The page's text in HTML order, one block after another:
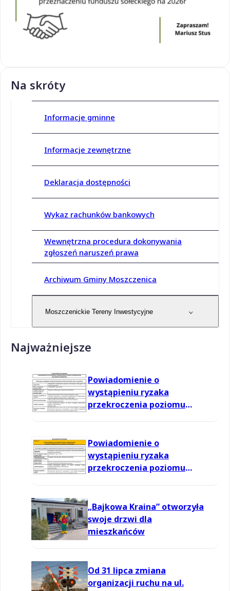
Na skróty
Informacje gminne
Informacje zewnętrzne
Deklaracja dostępności
Wykaz rachunków bankowych
Wewnętrzna procedura dokonywania
zgłoszeń naruszeń prawa
Archiwum Gminy Moszczenica
Moszczenickie Tereny Inwestycyjne
Najważniejsze
Powiadomienie o
wystąpieniu ryzaka
przekroczenia poziomu
Powiadomienie o
wystąpieniu ryzaka
przekroczenia poziomu
„Bajkowa Kraina” otworzyła
swoje drzwi dla
mieszkańców
Od 31 lipca zmiana
organizacji ruchu na ul.